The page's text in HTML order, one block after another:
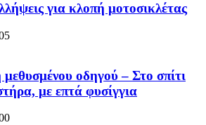
για κλοπή μοτοσικλέτας
οδηγού – Στο σπίτι
με επτά φυσίγγια